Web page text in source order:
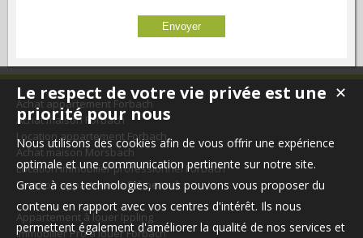
Achat appartement Forbach
Achat maison Forbach
Location appartement Forbach
Achat maison Morsbach
Location immobilier professionnel Forbach
Location appartement Schoeneck
Appartement à louer Ippling
Immobilier Pro à louer Forbach
✕
Le respect de votre vie privée est une
priorité pour nous
Nous utilisons des cookies afin de vous offrir une expérience
optimale et une communication pertinente sur notre site.
Grace à ces technologies, nous pouvons vous proposer du
contenu en rapport avec vos centres d'intérêt. Ils nous
permettent également d'améliorer la qualité de nos services et